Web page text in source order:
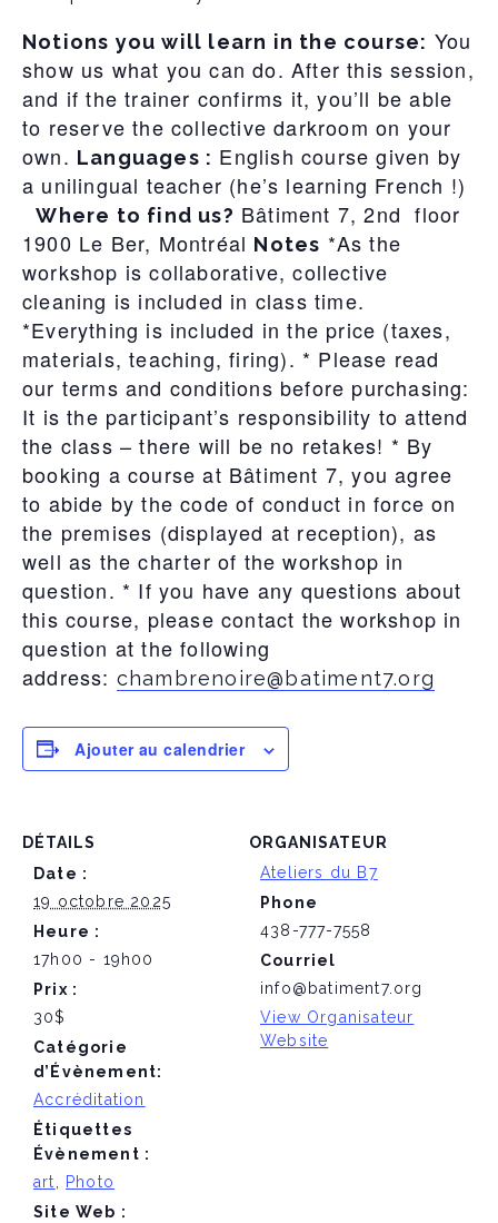
Notions you will learn in the course: You
show us what you can do. After this session,
and if the trainer confirms it, you’ll be able
to reserve the collective darkroom on your
own. Languages : English course given by
a unilingual teacher (he’s learning French !)
Where to find us? Bâtiment 7, 2nd floor
1900 Le Ber, Montréal Notes *As the
workshop is collaborative, collective
cleaning is included in class time.
*Everything is included in the price (taxes,
materials, teaching, firing). * Please read
our terms and conditions before purchasing:
It is the participant’s responsibility to attend
the class – there will be no retakes! * By
booking a course at Bâtiment 7, you agree
to abide by the code of conduct in force on
the premises (displayed at reception), as
well as the charter of the workshop in
question. * If you have any questions about
this course, please contact the workshop in
question at the following
address: chambrenoire@batiment7.org
Ajouter au calendrier
DÉTAILS
Date :
19 octobre 2025
Heure :
17h00 - 19h00
Prix :
30$
Catégorie
d’Évènement:
Accréditation
Étiquettes
Évènement :
art
Photo
Site Web :
ORGANISATEUR
Ateliers du B7
Phone
438-777-7558
Courriel
info@batiment7.org
View Organisateur
Website